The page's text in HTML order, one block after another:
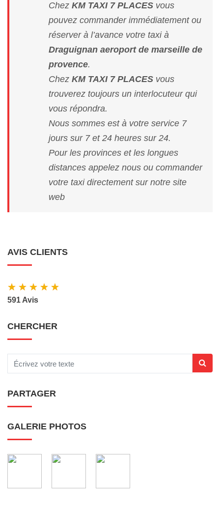
Chez KM TAXI 7 PLACES vous
pouvez commander immédiatement ou
réserver à l’avance votre taxi à
Draguignan aeroport de marseille de
provence.
Chez KM TAXI 7 PLACES vous
trouverez toujours un interlocuteur qui
vous répondra.
Nous sommes est à votre service 7
jours sur 7 et 24 heures sur 24.
Pour les provinces et les longues
distances appelez nous ou commander
votre taxi directement sur notre site
web
AVIS CLIENTS
★ ★ ★ ★ ★
591 Avis
CHERCHER
PARTAGER
GALERIE PHOTOS